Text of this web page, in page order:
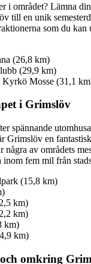
i området? Lämna
till en unik
som du
(26,8 km)
(29,9 km)
Mosse (31,1
i Grimslöv
spännande
Grimslöv en
några av områdets
inom fem mil från
(15,8 km)
km)
km)
km)
km)
omkring